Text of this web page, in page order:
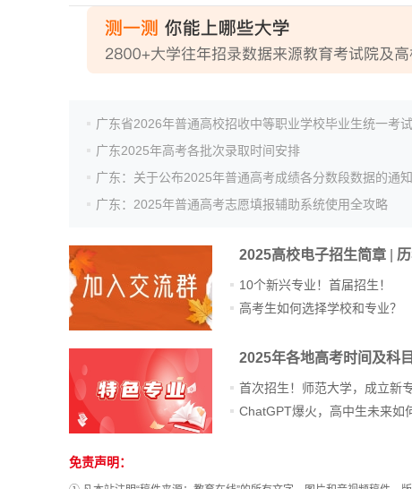
广东2025年高考各批次录取时间安排
广东：关于公布2025年普通高考成绩各分数段数据的通知
广东：2025年普通高考志愿填报辅助系统使用全攻略
2025高校电子招生简章
10个新兴专业！首届招生！
高考生如何选择学校和专业？
2025年各地高考时间及科
首次招生！师范大学，成立新
站
长
免责声明：